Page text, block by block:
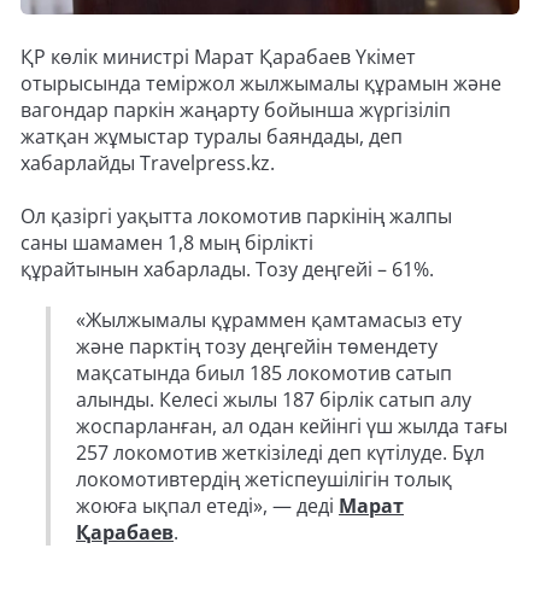
ҚР көлік министрі Марат Қарабаев Үкімет
отырысында теміржол жылжымалы құрамын және
вагондар паркін жаңарту бойынша жүргізіліп
жатқан жұмыстар туралы баяндады, деп
хабарлайды Travelpress.kz.
Ол қазіргі уақытта локомотив паркінің жалпы
саны шамамен 1,8 мың бірлікті
құрайтынын хабарлады. Тозу деңгейі – 61%.
«Жылжымалы құраммен қамтамасыз ету
және парктің тозу деңгейін төмендету
мақсатында биыл 185 локомотив сатып
алынды. Келесі жылы 187 бірлік сатып алу
жоспарланған, ал одан кейінгі үш жылда тағы
257 локомотив жеткізіледі деп күтілуде. Бұл
локомотивтердің жетіспеушілігін толық
жоюға ықпал етеді», — деді Марат
Қарабаев.